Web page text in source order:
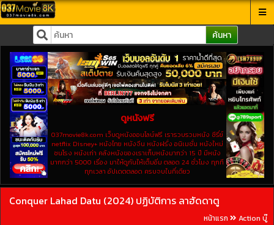
ค้นหา
ดูหนังฟรี
037movie8k.com เว็บดูหนังออนไลน์ฟรี เรารวบรวมหนัง ซีรี่ย์
netflix Disney+ หนังไทย หนังจีน หนังฝรั่ง อนิเมชั่น หนังใหม่
ชนโรง หนังเก่า คลังหนังของเราเก็บหนังมากว่า 15 ปี มีหนัง
มากกว่า 5000 เรื่อง มาให้ดูกันให้เต็มอิ่ม ตลอด 24 ชั่วโมง ทุกที
ทุกเวลา อัปเดตตลอด ครบจบในที่เดียว
Conquer Lahad Datu (2024) ปฏิบัติการ ลาฮัดดาตู
หน้าแรก Action บู๊